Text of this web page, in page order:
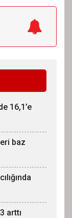
16,1’e
baz
arttı